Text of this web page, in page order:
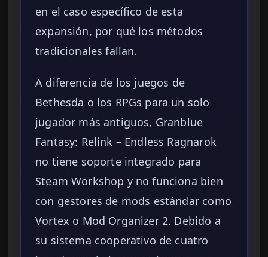
en el caso específico de esta
expansión, por qué los métodos
tradicionales fallan.
A diferencia de los juegos de
Bethesda o los RPGs para un solo
jugador más antiguos, Granblue
Fantasy: Relink – Endless Ragnarok
no tiene soporte integrado para
Steam Workshop y no funciona bien
con gestores de mods estándar como
Vortex o Mod Organizer 2. Debido a
su sistema cooperativo de cuatro